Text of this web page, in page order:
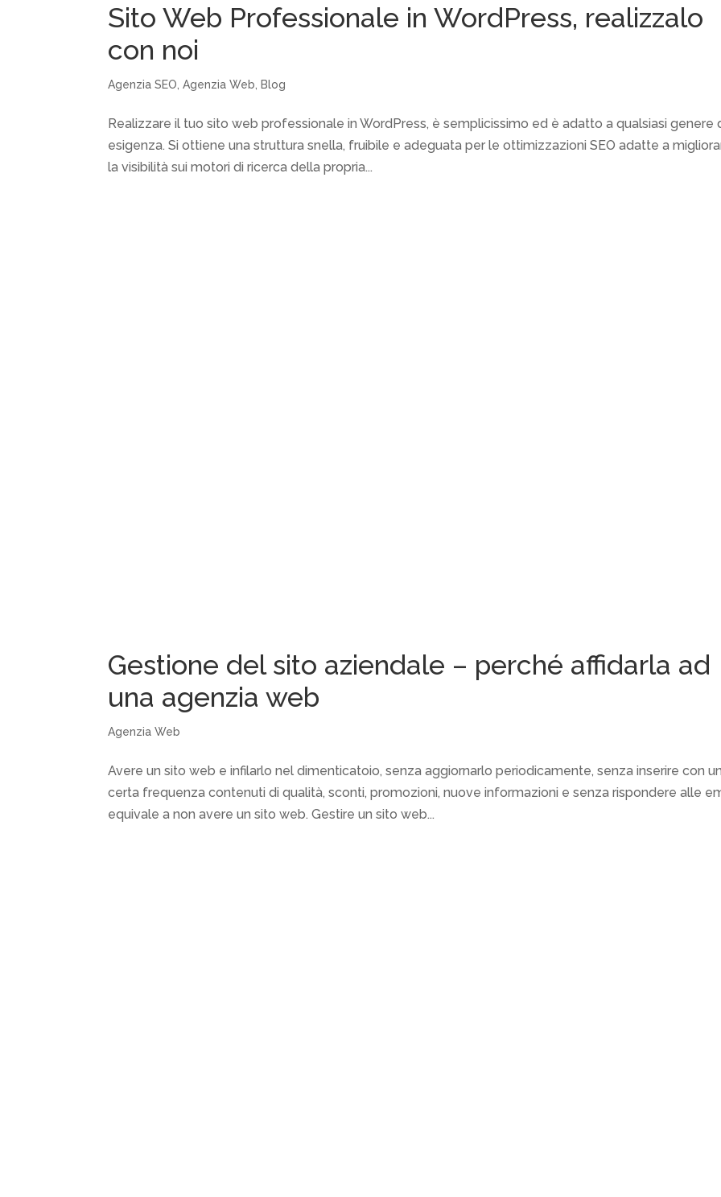
Sito Web Professionale in WordPress, realizzalo
con noi
Agenzia SEO ,Agenzia Web Blog
Realizzare il tuo sito web professionale in WordPress, è semplicissimo ed è adatto a qualsiasi genere
esigenza. Si ottiene una struttura snella, fruibile e adeguata per le ottimizzazioni SEO adatte a
la visibilità sui motori di ricerca della propria...
Gestione del sito aziendale – perché affidarla ad
una agenzia web
Agenzia Web
Avere un sito web e infilarlo nel dimenticatoio, senza aggiornarlo periodicamente, senza inserire con
certa frequenza contenuti di qualità, sconti, promozioni, nuove informazioni e senza rispondere alle
equivale a non avere un sito web. Gestire un sito web...